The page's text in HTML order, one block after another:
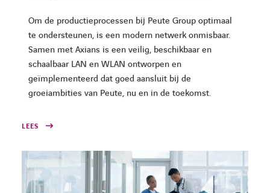
Om de productieprocessen bij Peute Group optimaal
te ondersteunen, is een modern netwerk onmisbaar.
Samen met Axians is een veilig, beschikbaar en
schaalbaar LAN en WLAN ontworpen en
geïmplementeerd dat goed aansluit bij de
groeiambities van Peute, nu en in de toekomst.
LEES